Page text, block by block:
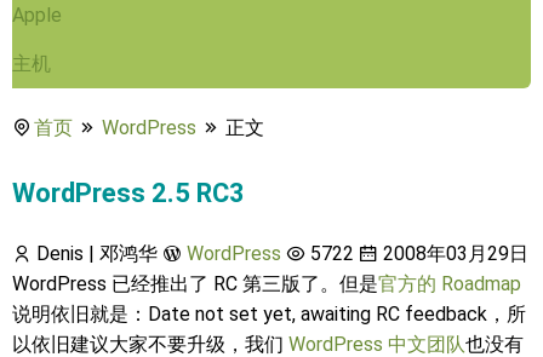
Apple
主机
首页 WordPress 正文
WordPress 2.5 RC3
Denis | 邓鸿华 WordPress 5722
2008年03月29日
WordPress 已经推出了 RC 第三版了。但是官方的 Roadmap
说明依旧就是：Date not set yet, awaiting RC feedback，所
以依旧建议大家不要升级，我们 WordPress 中文团队也没有